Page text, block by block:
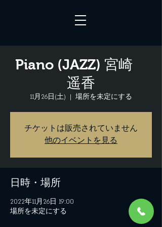
Piano (JAZZ) 宮崎
遥香
11月26日(土)
  |
場所を未定にする
チケットは販売されていません
他のイベントを見る
日時・場所
2022年11月26日 19:00
場所を未定にする